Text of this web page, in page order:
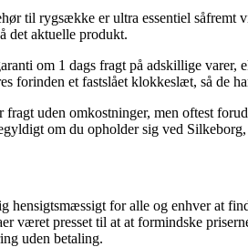
til rygsække er ultra essentiel såfremt
det aktuelle produkt.
om 1 dags fragt på adskillige varer,
forinden et fastslået klokkeslæt, så de
fragt uden omkostninger, men oftest
om du opholder sig ved
hensigtsmæssigt for alle og enhver at
været presset til at at formindske
uden betaling.